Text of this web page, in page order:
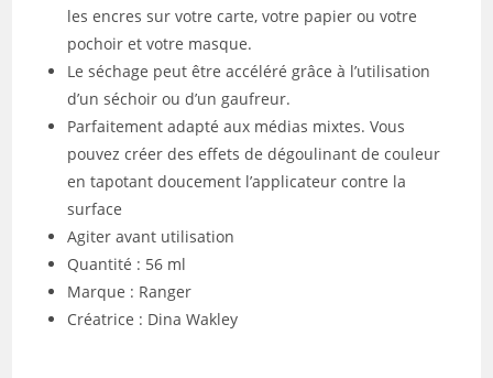
les encres sur votre carte, votre papier ou votre
pochoir et votre masque.
Le séchage peut être accéléré grâce à l’utilisation
d’un séchoir ou d’un gaufreur.
Parfaitement adapté aux médias mixtes. Vous
pouvez créer des effets de dégoulinant de couleur
en tapotant doucement l’applicateur contre la
surface
Agiter avant utilisation
Quantité : 56 ml
Marque : Ranger
Créatrice : Dina Wakley